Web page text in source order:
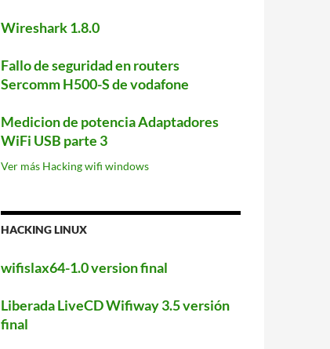
Wireshark 1.8.0
Fallo de seguridad en routers
Sercomm H500-S de vodafone
Medicion de potencia Adaptadores
WiFi USB parte 3
Ver más Hacking wifi windows
HACKING LINUX
wifislax64-1.0 version final
Liberada LiveCD Wifiway 3.5 versión
final